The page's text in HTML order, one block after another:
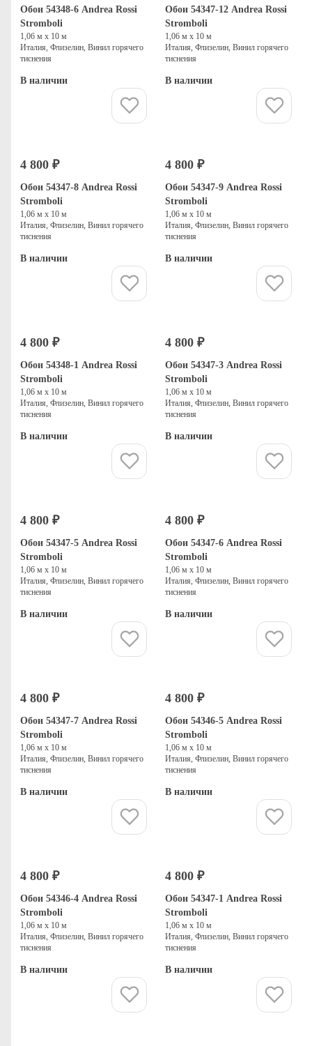
Обои 54348-6 Andrea Rossi
Stromboli
1,06 м х 10 м
Италия, Флизелин, Винил горячего
тиснения
В наличии
Обои 54347-12 Andrea Rossi
Stromboli
1,06 м х 10 м
Италия, Флизелин, Винил горячего
тиснения
В наличии
4 800 ₽
Обои 54347-8 Andrea Rossi
Stromboli
1,06 м х 10 м
Италия, Флизелин, Винил горячего
тиснения
В наличии
4 800 ₽
Обои 54347-9 Andrea Rossi
Stromboli
1,06 м х 10 м
Италия, Флизелин, Винил горячего
тиснения
В наличии
4 800 ₽
Обои 54348-1 Andrea Rossi
Stromboli
1,06 м х 10 м
Италия, Флизелин, Винил горячего
тиснения
В наличии
4 800 ₽
Обои 54347-3 Andrea Rossi
Stromboli
1,06 м х 10 м
Италия, Флизелин, Винил горячего
тиснения
В наличии
4 800 ₽
Обои 54347-5 Andrea Rossi
Stromboli
1,06 м х 10 м
Италия, Флизелин, Винил горячего
тиснения
В наличии
4 800 ₽
Обои 54347-6 Andrea Rossi
Stromboli
1,06 м х 10 м
Италия, Флизелин, Винил горячего
тиснения
В наличии
4 800 ₽
Обои 54347-7 Andrea Rossi
Stromboli
1,06 м х 10 м
Италия, Флизелин, Винил горячего
тиснения
В наличии
4 800 ₽
Обои 54346-5 Andrea Rossi
Stromboli
1,06 м х 10 м
Италия, Флизелин, Винил горячего
тиснения
В наличии
4 800 ₽
Обои 54346-4 Andrea Rossi
Stromboli
1,06 м х 10 м
Италия, Флизелин, Винил горячего
тиснения
В наличии
4 800 ₽
Обои 54347-1 Andrea Rossi
Stromboli
1,06 м х 10 м
Италия, Флизелин, Винил горячего
тиснения
В наличии